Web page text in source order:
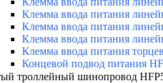
Клемма ввода питания
Клемма ввода питания
Клемма ввода питания
Клемма ввода питания
Концевой подвод питания
троллейный шинопровод